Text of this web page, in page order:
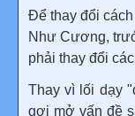
Để thay đổi
Như Cương,
phải thay đổi
Thay vì lối dạy
gợi mở vấn đề